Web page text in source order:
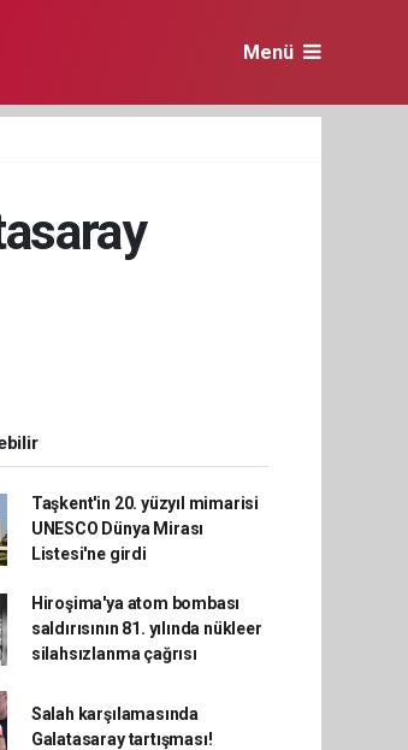
Menü
Taşkent'in 20. yüzyıl mimarisi
UNESCO Dünya Mirası
Listesi'ne girdi
Hiroşima'ya atom bombası
saldırısının 81. yılında nükleer
silahsızlanma çağrısı
Salah karşılamasında
Galatasaray tartışması!